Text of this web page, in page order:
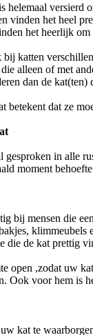
helemaal versierd
vinden het heel
het heerlijk
katten
alleen of met
dan de
betekent dat ze
gesproken in alle
moment
bij mensen die
klimmeubels
die de kat prettig
open ,zodat uw
Ook voor hem is
kat te